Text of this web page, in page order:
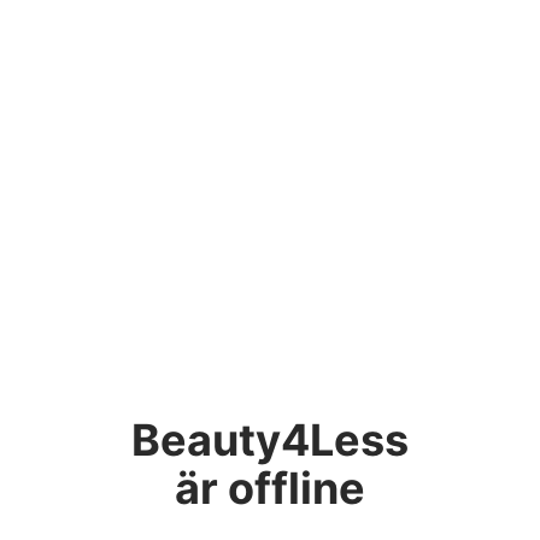
Beauty4Less
är offline